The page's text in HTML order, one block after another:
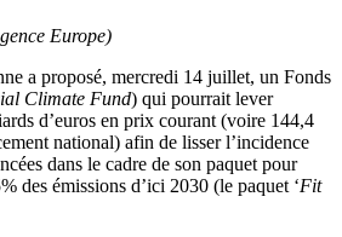
Europe)
a proposé, mercredi 14 juillet, un Fonds
Climate Fund) qui pourrait lever
d’euros en prix courant (voire 144,4
national) afin de lisser l’incidence
dans le cadre de son paquet pour
des émissions d’ici 2030 (le paquet ‘Fit